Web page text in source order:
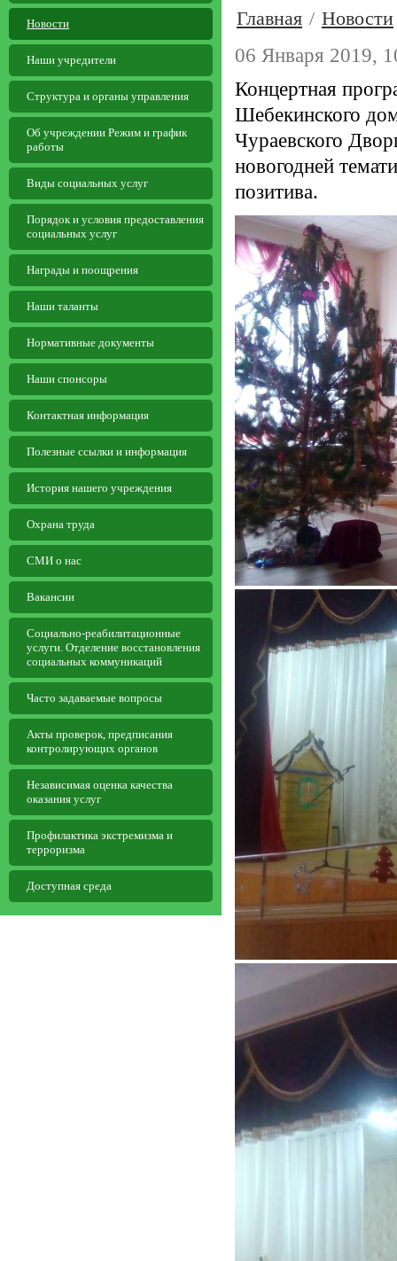
Новости
Наши учредители
Структура и органы управления
Об учреждении Режим и график
работы
Виды социальных услуг
Порядок и условия предоставления
социальных услуг
Награды и поощрения
Наши таланты
Нормативные документы
Наши спонсоры
Контактная информация
Полезные ссылки и информация
История нашего учреждения
Охрана труда
СМИ о нас
Вакансии
Социально-реабилитационные
услуги. Отделение восстановления
социальных коммуникаций
Часто задаваемые вопросы
Aкты проверок, предписания
контролирующих органов
Независимая оценка качества
оказания услуг
Профилактика экстремизма и
терроризма
Доступная среда
Главная / Новости
06 Января 2019,
Концертная
Шебекинского
Чураевского
новогодней
позитива.